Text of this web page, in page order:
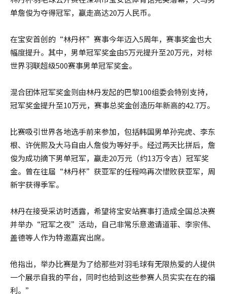
单詹俊为夺得冠军，嬴走高达20万人民币。
在宝安首创的“林丹杯”赛事今年迈入5周年，赛事奖金也大
幅度提升。其中，男单冠军奖金由5万元提升至20万元，对标
世界羽联超级500赛事男单冠军奖金。
混合团体冠军奖金则由林丹发起的巴黎100组委会特别支持，
冠军奖金提升至10万元，赛事总奖金创造历年新高的42.7万。
比赛吸引世界各地选手前来参加，包括韩国男单孙完虎、李东
根、许侊熙及大马自由人詹俊为等好手。经过两天比拼后，詹
俊为成功摘下男单冠军，嬴走20万元（约13万令吉）冠军奖
金。曾在往届“林丹杯”获亚军的任程鸣再次惜败获亚军，周
新宇获得季军。
林丹在接受采访时透露，希望将宝安站赛事打造成全国总决赛
并举办“冠军之夜”活动，自己非常乐意邀请道菲、李宗伟、
盖德等人作为特邀嘉宾出席。
他指出，举办比赛是为了给那些对羽毛球有无限热爱的人提供
一个展示自我的平台，同时也给到这些参赛人员实实在在的福
利。”